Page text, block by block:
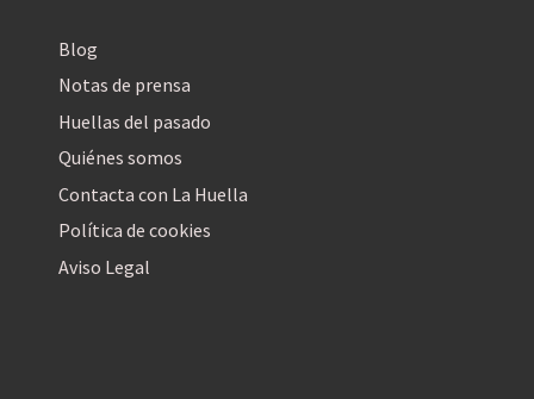
Blog
Notas de prensa
Huellas del pasado
Quiénes somos
Contacta con La Huella
Política de cookies
Aviso Legal